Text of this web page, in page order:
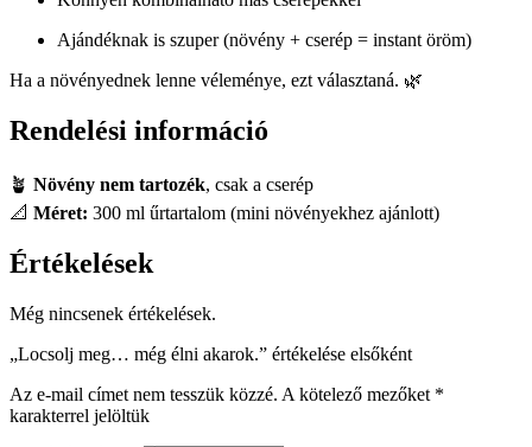
Ajándéknak is szuper (növény + cserép = instant öröm)
Ha a növényednek lenne véleménye, ezt választaná. 🌿
Rendelési információ
🪴 Növény nem tartozék, csak a cserép
📐 Méret: 300 ml űrtartalom (mini növényekhez ajánlott)
Értékelések
Még nincsenek értékelések.
„Locsolj meg… még élni akarok.” értékelése elsőként
Az e-mail címet nem tesszük közzé. A kötelező mezőket *
karakterrel jelöltük